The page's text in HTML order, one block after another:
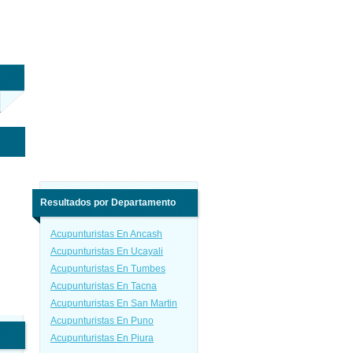
Resultados por Departamento
Acupunturistas En Ancash
Acupunturistas En Ucayali
Acupunturistas En Tumbes
Acupunturistas En Tacna
Acupunturistas En San Martin
Acupunturistas En Puno
Acupunturistas En Piura